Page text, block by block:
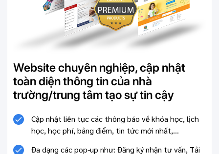
Website chuyên nghiệp, cập nhật
toàn diện thông tin của nhà
trường/trung tâm tạo sự tin cậy
Cập nhật liên tục các thông báo về khóa học, lịch
học, học phí, bảng điểm, tin tức mới nhất,...
Đa dạng các pop-up như: Đăng ký nhận tư vấn, Tải